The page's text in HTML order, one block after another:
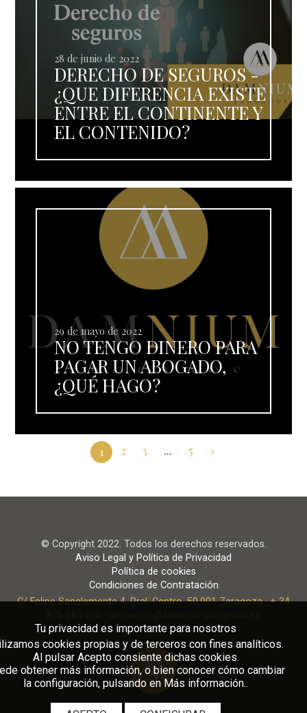
28 de junio de 2022
DERECHO DE SEGUROS -
¿QUE DIFERENCIA EXISTE
ENTRE EL CONTINENTE Y
EL CONTENIDO?
29 de mayo de 2022
NO TENGO DINERO PARA
PAGAR UN ABOGADO,
¿QUÉ HAGO?
1 2 3 ... 5 »
© Copyright 2022. Todos los derechos reservados.
Aviso Legal y Política de Privacidad
Política de cookies
Condiciones de Contratación
C/ Felipe Sanclemente 4, Pral. Centro. 50.001 Zaragoza · + 34
Tu privacidad es importante para nosotros
cookies propias y de terceros con fines analíticos.
Al pulsar Acepto consiente dichas cookies.
obtener más información, o bien conocer cómo cambiar
la configuración, pulsando en Más información..